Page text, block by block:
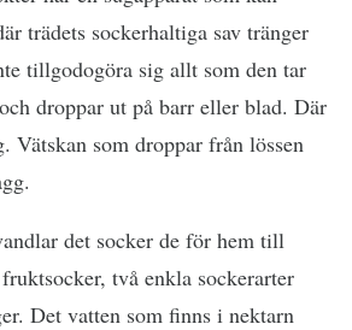
trädets sockerhaltiga sav tränger
tillgodogöra sig allt som den tar
droppar ut på barr eller blad. Där
Vätskan som droppar från lössen
det socker de för hem till
två enkla sockerarter
Det vatten som finns i nektarn